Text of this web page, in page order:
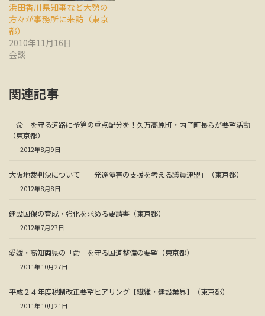
浜田香川県知事など大勢の
方々が事務所に来訪（東京
都）
2010年11月16日
会談
関連記事
「命」を守る道路に予算の重点配分を！久万高原町・内子町長らが要望活動
（東京都）
2012年8月9日
大阪地裁判決について 「発達障害の支援を考える議員連盟」（東京都）
2012年8月8日
建設国保の育成・強化を求める要請書（東京都）
2012年7月27日
愛媛・高知両県の「命」を守る国道整備の要望（東京都）
2011年10月27日
平成２４年度税制改正要望ヒアリング【繊維・建設業界】（東京都）
2011年10月21日